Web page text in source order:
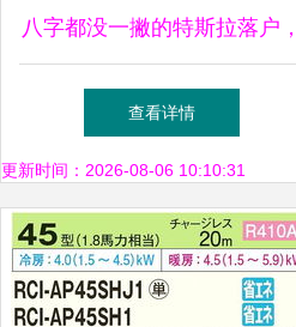
八字都没一撇的特斯拉落户，
不值得玩命的吹捧
查看详情
更新时间：2026-08-06 10:10:31